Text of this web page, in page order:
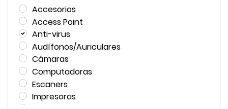
Accesorios
Access Point
Anti-virus
Audífonos/Auriculares
Cámaras
Computadoras
Escaners
Impresoras